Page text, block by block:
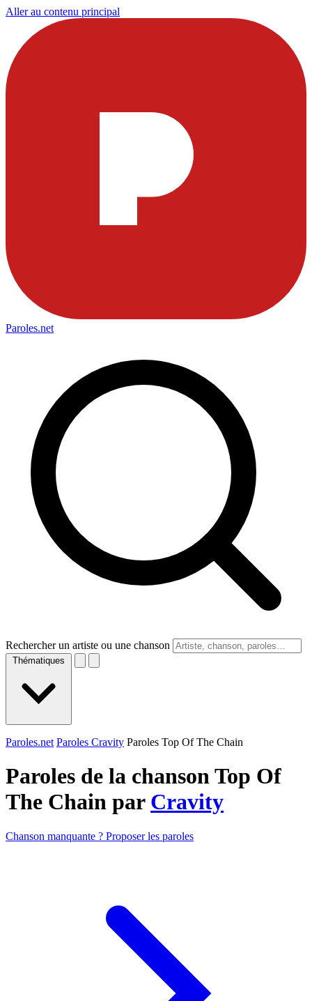
Aller au contenu principal
Paroles.net
Rechercher un artiste ou une chanson
Thématiques
Paroles.net Paroles Cravity Paroles Top Of The Chain
Paroles de la chanson Top Of
The Chain par Cravity
Chanson manquante ? Proposer les paroles